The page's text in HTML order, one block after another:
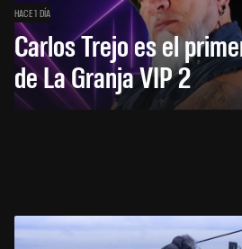
HACE 1 DÍA
Carlos Trejo es el
de La Granja VIP 2